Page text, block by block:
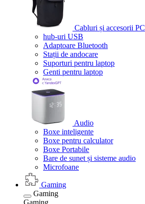
Cabluri și accesorii PC
hub-uri USB
Adaptoare Bluetooth
Stații de andocare
Suporturi pentru laptop
Genti pentru laptop
Audio
Boxe inteligente
Boxe pentru calculator
Boxe Portabile
Bare de sunet și sisteme audio
Microfoane
Gaming
Gaming
Gaming